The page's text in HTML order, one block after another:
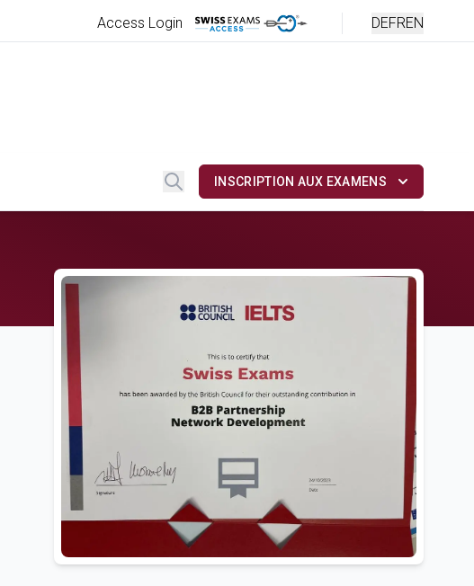
Access Login DEFREN
RechercheINSCRIPTION AUX EXAMENS